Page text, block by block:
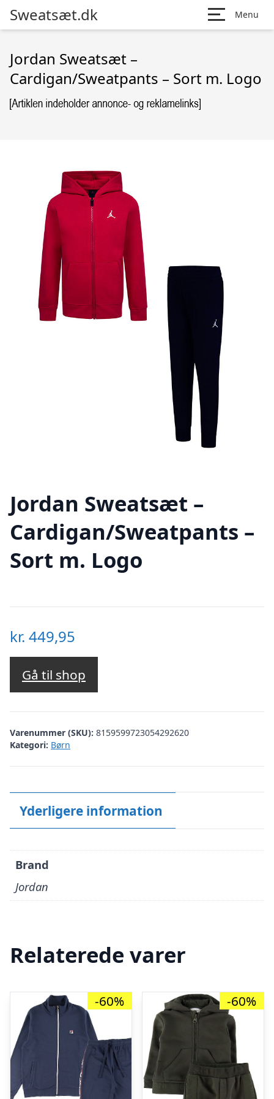
Sweatsæt.dk Menu
Jordan Sweatsæt –
Cardigan/Sweatpants – Sort m. Logo
Jordan Sweatsæt –
Cardigan/Sweatpants –
Sort m. Logo
kr. 449,95
Gå til shop
Varenummer (SKU): 8159599723054292620
Kategori: Børn
Yderligere information
Brand
Jordan
Relaterede varer
-60% -60%